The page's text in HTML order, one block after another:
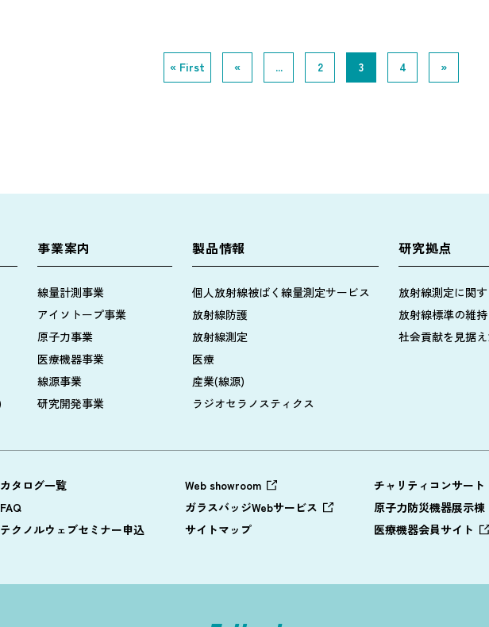
« First « ... 2 3 4 »
事業案内
線量計測事業
アイソトープ事業
原子力事業
医療機器事業
線源事業
研究開発事業
製品情報
個人放射線被ばく線量測定サービス
放射線防護
放射線測定
医療
産業(線源)
ラジオセラノスティクス
研究拠点
放射線測定に関
放射線標準の維
社会貢献を見据
カタログ一覧 Web showroom
チャリティコンサート
FAQ ガラスバッジWebサービス
原子力防災機器展示棟
テクノルウェブセミナー申込 サイトマップ 医療機器会員サイト